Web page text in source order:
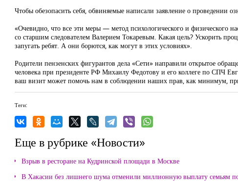
Чтобы обезопасить себя, обвиняемые написали заявление о проведении
«Очевидно, что все эти меры — метод психологического и физического
со старшим следователем Валерием Токаревым. Какая цель? Ускорить
запугать ребят. А они борются, как могут в этих условиях».
Родители пензенских фигурантов дела «Сети» направили открытое
человека при президенте РФ Михаилу Федотову и его коллеге по СПЧ
ваш визит может помочь нам в соблюдении наших прав, как минимум,
Теги:
Еще в рубрике «Новости»
Взрыв в ресторане на Кудринской площади в Москве
В Хакасии без лишнего шума отменили миллионную выплату семьям